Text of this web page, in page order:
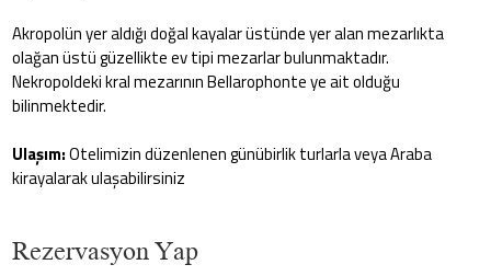
Akropolün yer aldığı doğal kayalar üstünde yer alan mezarlıkta
olağan üstü güzellikte ev tipi mezarlar bulunmaktadır.
Nekropoldeki kral mezarının Bellarophonte ye ait olduğu
bilinmektedir.
Ulaşım:Otelimizin düzenlenen günübirlik turlarla veya Araba
kirayalarak ulaşabilirsiniz
Rezervasyon Yap